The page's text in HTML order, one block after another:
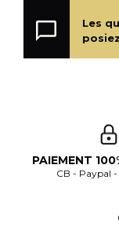
Les
PAIEMENT
CB - Paypal